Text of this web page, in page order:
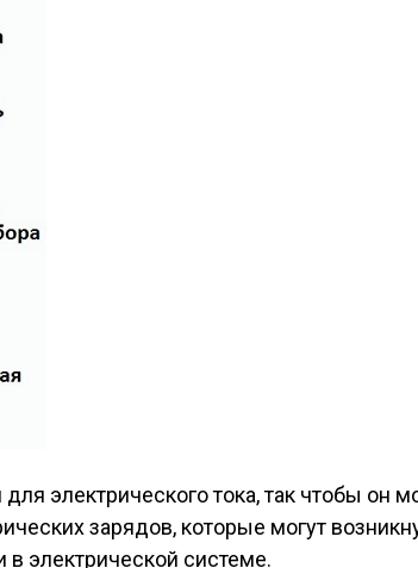
электрического тока, так чтобы он
зарядов, которые могут
электрической системе.